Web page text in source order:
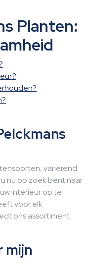
Planten:
variërend
nu op zoek bent naar
interieur op te
voor elk
ons assortiment
mijn